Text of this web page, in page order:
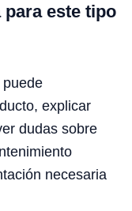
este tipo
explicar
dudas sobre
necesaria